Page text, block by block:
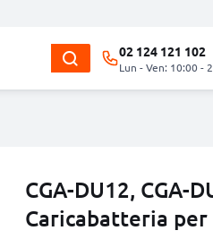
02 124 121 102
Lun - Ven: 10:00 -
CGA-DU12, CGA-
Caricabatteria per